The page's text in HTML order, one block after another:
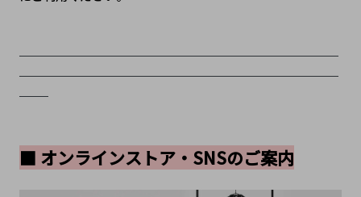
──────────────────────
──────────────────────
──
■ オンラインストア・SNSのご案内